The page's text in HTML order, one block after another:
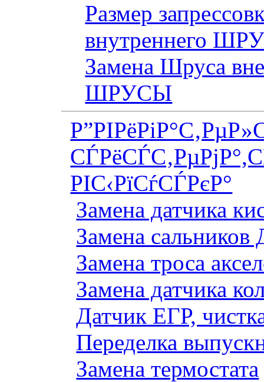
Размер
внутреннего
Замена Шруса
ШРУСЫ
РІС‹РїСѓСЃРєР°
Замена датчика
Замена сальников
Замена троса
Замена датчика
Датчик ЕГР,
Переделка
Замена термостата